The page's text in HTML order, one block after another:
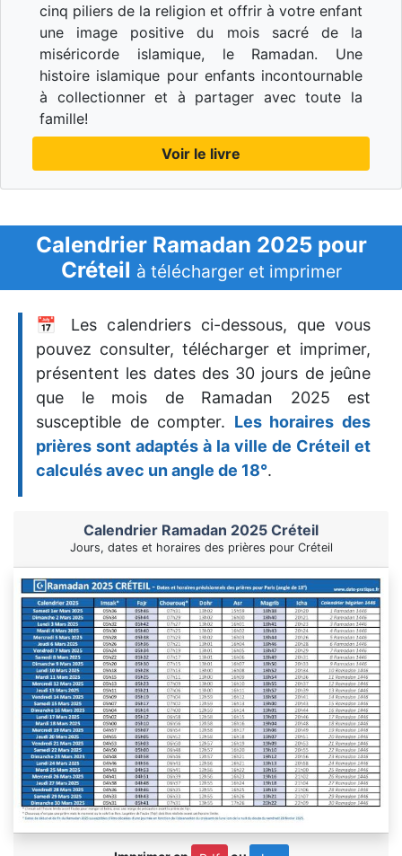
cinq piliers de la religion et offrir à votre enfant
une image positive du mois sacré de la
miséricorde islamique, le Ramadan. Une
histoire islamique pour enfants incontournable
à collectionner et à partager avec toute la
famille!
Voir le livre
Calendrier Ramadan 2025 pour
Créteil à télécharger et imprimer
📅 Les calendriers ci-dessous, que vous
pouvez consulter, télécharger et imprimer,
présentent les dates des 30 jours de jeûne
que le mois de Ramadan 2025 est
susceptible de compter. Les horaires des
prières sont adaptés à la ville de Créteil et
calculés avec un angle de 18°.
Calendrier Ramadan 2025 Créteil
Jours, dates et horaires des prières pour Créteil